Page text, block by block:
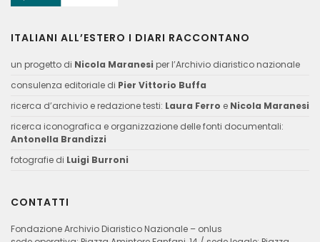
ITALIANI ALL’ESTERO I DIARI RACCONTANO
un progetto di Nicola Maranesi per l’Archivio diaristico nazionale
consulenza editoriale di Pier Vittorio Buffa
ricerca d’archivio e redazione testi: Laura Ferro e Nicola Maranesi
ricerca iconografica e organizzazione delle fonti documentali:
Antonella Brandizzi
fotografie di Luigi Burroni
CONTATTI
Fondazione Archivio Diaristico Nazionale – onlus